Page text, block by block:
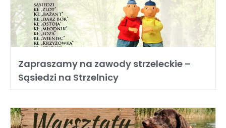
Zapraszamy na zawody strzeleckie –
Sąsiedzi na Strzelnicy